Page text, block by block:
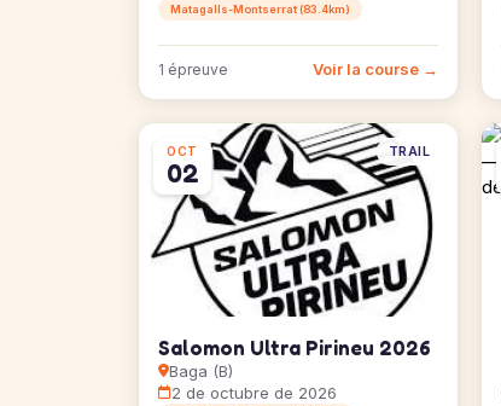
Matagalls-Montserrat (83.4km)
1 épreuve Voir la course →
OCT
02
TRAIL
Salomon Ultra Pirineu 2026
Baga (B)
2 de octubre de 2026